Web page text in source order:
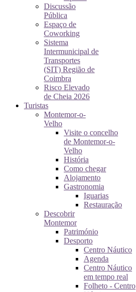
Discussão
Pública
Espaço de
Coworking
Sistema
Intermunicipal de
Transportes
(SIT) Região de
Coimbra
Risco Elevado
de Cheia 2026
Turistas
Montemor-o-
Velho
Visite o concelho
de Montemor-o-
Velho
História
Como chegar
Alojamento
Gastronomia
Iguarias
Restauração
Descobrir
Montemor
Património
Desporto
Centro Náutico
Agenda
Centro Náutico
em tempo real
Folheto - Centro